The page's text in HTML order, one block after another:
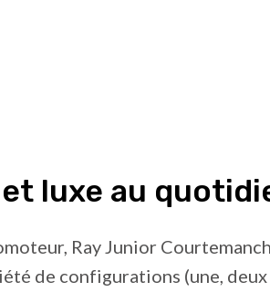
luxe au
Ray Junior
de configurations (une,